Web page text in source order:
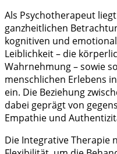
Als Psychotherapeut
ganzheitlichen
kognitiven und
Leiblichkeit – die
Wahrnehmung – sowie
menschlichen Erlebens
ein. Die Beziehung
dabei geprägt von
Empathie und
Die Integrative Therapie